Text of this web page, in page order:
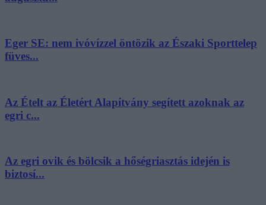
Eger SE: nem ivóvízzel öntözik az Északi Sporttelep
füves...
Az Ételt az Életért Alapítvány segített azoknak az
egri c...
Az egri ovik és bölcsik a hőségriasztás idején is
biztosí...